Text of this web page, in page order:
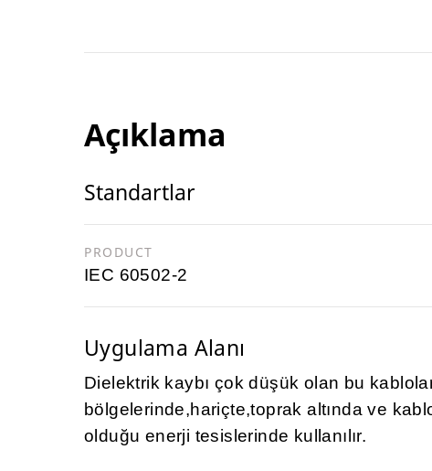
Açıklama
Standartlar
PRODUCT
IEC 60502-2
Uygulama Alanı
Dielektrik kaybı çok düşük olan bu
bölgelerinde,hariçte,toprak altında ve
olduğu enerji tesislerinde kullanılır.